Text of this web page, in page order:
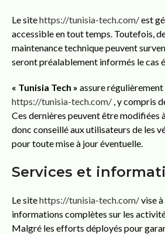
Le sitehttps://tunisia-tech.com/est
accessible en tout temps. Toutefois,
maintenance technique peuvent
seront préalablement informés le cas
« Tunisia Tech » assure
https://tunisia-tech.com/ , y compris
Ces dernières peuvent être modifiées
donc conseillé aux utilisateurs de les
pour toute mise à jour éventuelle.
Services et
Le sitehttps://tunisia-tech.com/vise
informations complètes sur les
Malgré les efforts déployés pour